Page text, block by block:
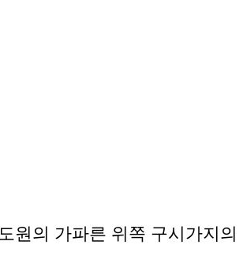
원의 가파른 위쪽 구시가지